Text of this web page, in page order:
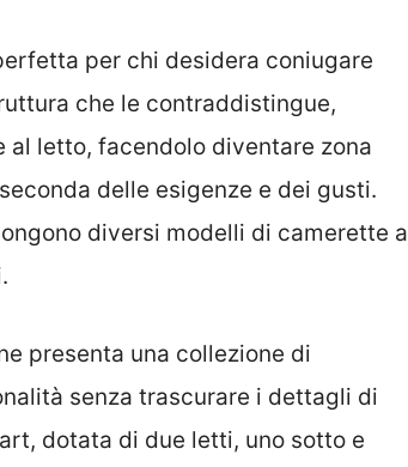
per chi desidera coniugare
che le contraddistingue,
letto, facendolo diventare zona
delle esigenze e dei gusti.
diversi modelli di camerette a
presenta una collezione di
senza trascurare i dettagli di
dotata di due letti, uno sotto e